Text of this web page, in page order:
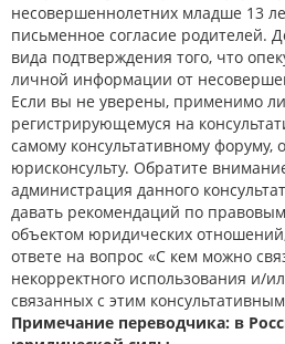
несовершеннолетних младше 13
письменное согласие родителей.
вида подтверждения того, что
личной информации от
Если вы не уверены, применимо ли
регистрирующемуся на
самому консультативному
юрисконсульту. Обратите
администрация данного
давать рекомендаций по
объектом юридических
ответе на вопрос «С кем можно
некорректного использования и/
связанных с этим
Примечание переводчика: в